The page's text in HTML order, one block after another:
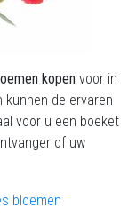
kopen voor in
kunnen de ervaren
voor u een boeket
of uw